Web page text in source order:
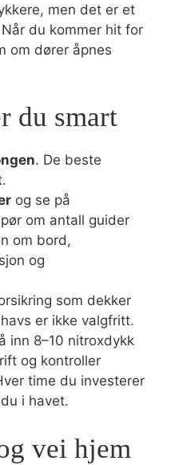
men det er et
du kommer hit for
om dører åpnes
du smart
. De beste
og se på
om antall guider
om bord,
og
som dekker
er ikke valgfritt.
inn 8–10 nitroxdykk
og kontroller
time du investerer
i havet.
vei hjem